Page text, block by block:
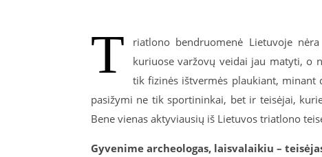
T
riatlono bendruomenė Lietuvoje
kuriuose varžovų veidai jau matyti, o
tik fizinės ištvermės plaukiant,
pasižymi ne tik sportininkai, bet ir teisėjai,
Bene vienas aktyviausių iš Lietuvos triatlono
Gyvenime archeologas, laisvalaikiu –